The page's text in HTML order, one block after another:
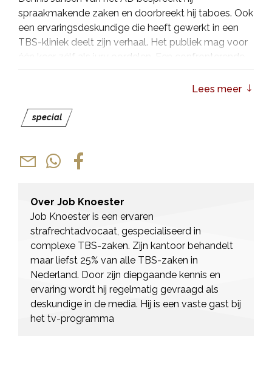
spraakmakende zaken en doorbreekt hij taboes. Ook
een ervaringsdeskundige die heeft gewerkt in een
TBS-kliniek deelt zijn verhaal. Het publiek mag voor
één keer zélf als jury oordelen. Een confronterende
Lees meer
special
Over Job Knoester
Job Knoester is een ervaren
strafrechtadvocaat, gespecialiseerd in
complexe TBS-zaken. Zijn kantoor behandelt
maar liefst 25% van alle TBS-zaken in
Nederland. Door zijn diepgaande kennis en
ervaring wordt hij regelmatig gevraagd als
deskundige in de media. Hij is een vaste gast bij
het tv-programma